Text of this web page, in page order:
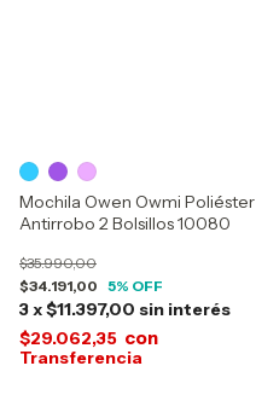
Mochila Owen Owmi Poliéster
Antirrobo 2 Bolsillos 10080
$34.191,00
$35.990,00
5% OFF
3x$11.397,00 sin interés
$29.062,35 con